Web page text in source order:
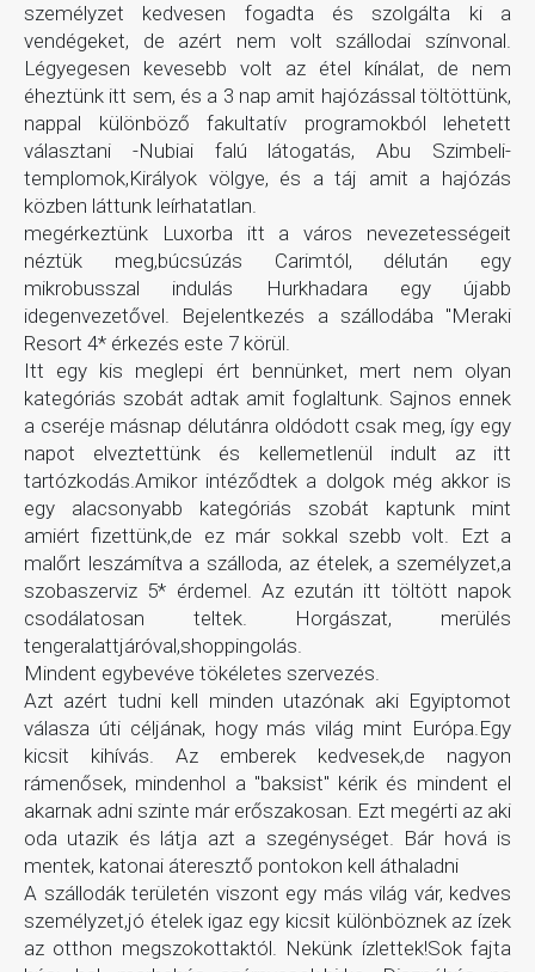
személyzet kedvesen fogadta és szolgálta ki a
vendégeket, de azért nem volt szállodai színvonal.
Légyegesen kevesebb volt az étel kínálat, de nem
éheztünk itt sem, és a 3 nap amit hajózással töltöttünk,
nappal különböző fakultatív programokból lehetett
választani -Nubiai falú látogatás, Abu Szimbeli-
templomok,Királyok völgye, és a táj amit a hajózás
közben láttunk leírhatatlan.
megérkeztünk Luxorba itt a város nevezetességeit
néztük meg,búcsúzás Carimtól, délután egy
mikrobusszal indulás Hurkhadara egy újabb
idegenvezetővel. Bejelentkezés a szállodába "Meraki
Resort 4* érkezés este 7 körül.
Itt egy kis meglepi ért bennünket, mert nem olyan
kategóriás szobát adtak amit foglaltunk. Sajnos ennek
a cseréje másnap délutánra oldódott csak meg, így egy
napot elveztettünk és kellemetlenül indult az itt
tartózkodás.Amikor intéződtek a dolgok még akkor is
egy alacsonyabb kategóriás szobát kaptunk mint
amiért fizettünk,de ez már sokkal szebb volt. Ezt a
malőrt leszámítva a szálloda, az ételek, a személyzet,a
szobaszerviz 5* érdemel. Az ezután itt töltött napok
csodálatosan teltek. Horgászat, merülés
tengeralattjáróval,shoppingolás.
Mindent egybevéve tökéletes szervezés.
Azt azért tudni kell minden utazónak aki Egyiptomot
válasza úti céljának, hogy más világ mint Európa.Egy
kicsit kihívás. Az emberek kedvesek,de nagyon
rámenősek, mindenhol a "baksist" kérik és mindent el
akarnak adni szinte már erőszakosan. Ezt megérti az aki
oda utazik és látja azt a szegénységet. Bár hová is
mentek, katonai áteresztő pontokon kell áthaladni
A szállodák területén viszont egy más világ vár, kedves
személyzet,jó ételek igaz egy kicsit különböznek az ízek
az otthon megszokottaktól. Nekünk ízlettek!Sok fajta